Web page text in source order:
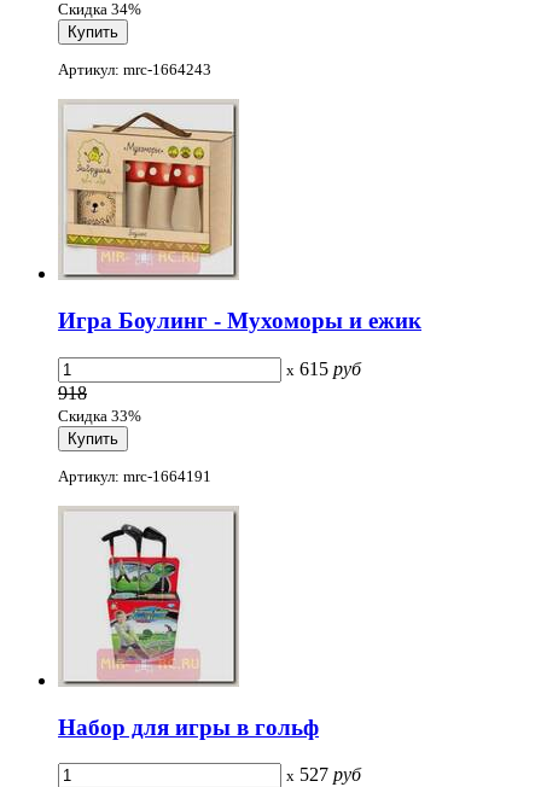
Скидка 34%
Артикул: mrc-1664243
Игра Боулинг - Мухоморы и ежик
x 615 руб
918
Скидка 33%
Артикул: mrc-1664191
Набор для игры в гольф
x 527 руб